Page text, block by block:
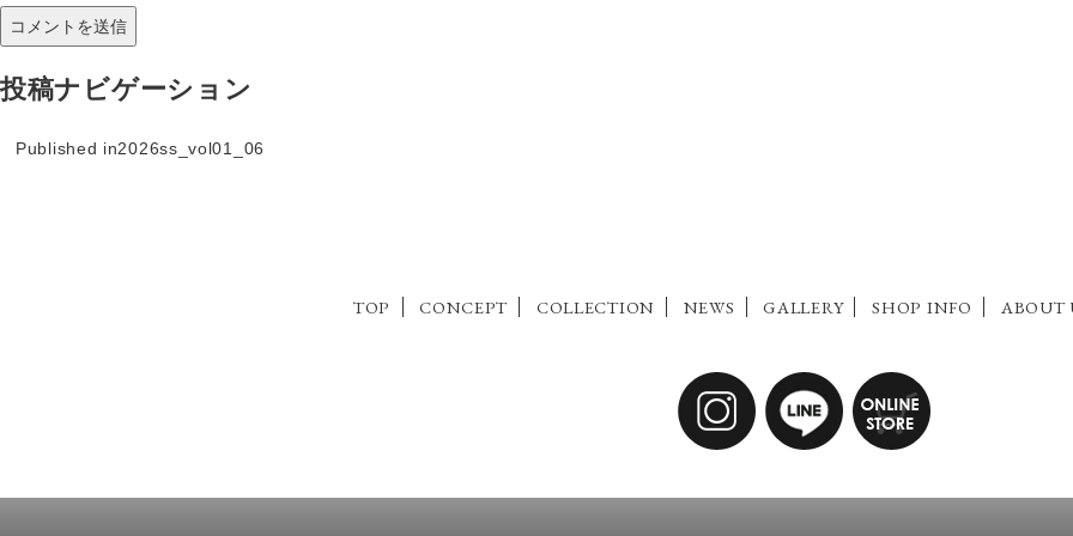
投稿ナビゲーション
Published in2026ss_vol01_06
TOP CONCEPT COLLECTION NEWS GALLERY SHOP INFO ABOUT